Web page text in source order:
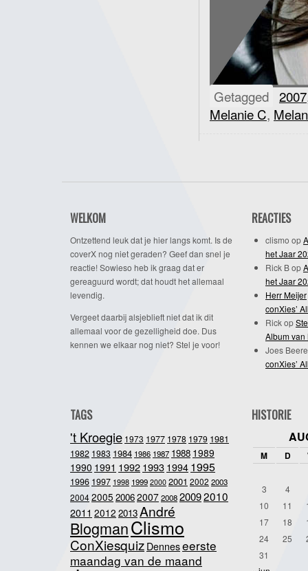
Getagged 2007
Melanie C,
WELKOM
Ontzettend leuk dat je hier langs komt. Is de
coverX nog niet geraden? Geef dan snel je
reactie! Sowieso heb ik graag dat er
gereaguurd wordt; dat houdt het allemaal
levendig.
Vergeet daarbij alsjeblieft niet dat ik dit
allemaal voor de gezelligheid doe. Dus
kennen we elkaar nog niet? Stel je voor!
REACTIES
clismo op
het Jaar
Rick Bop
het Jaar
Herr Meijer
conXies’
Rickop
Album van
Joes
conXies’
TAGS
't Kroegie 1973 1977 1978 1979 1981
1982 1983 1984 1986 1987 1988 1989
1990 1991 19921993 1994 1995
1996 1997 1998 1999 2000 2001 2002 2003
20042005 20062007200820092010
2011 2012 2013André
BlogmanClismo
ConXiesquiz Denneseerste
maandag van de maand
HISTORIE
M D
3
4
10
11
17
18
24
25
31